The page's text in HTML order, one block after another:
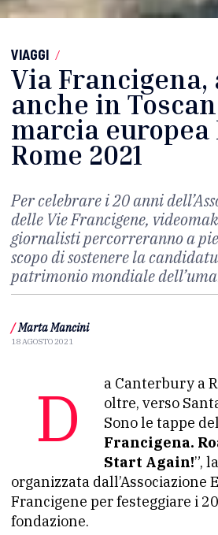
VIAGGI /
Via
anche in
marcia europea
Rome 2021
Per celebrare i 20 anni
delle Vie Francigene,
giornalisti percorreranno a
scopo di sostenere la
patrimonio mondiale
/ Marta Mancini
18 AGOSTO 2021
Da Canterbury a Roma. Poi ancora
oltre, verso
Sono le tappe
Francigena.
Start Again!”,
organizzata dall’Associazione
Francigene per festeggiare i
fondazione.